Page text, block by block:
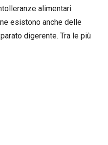
alimentari
esistono anche delle
digerente. Tra le più